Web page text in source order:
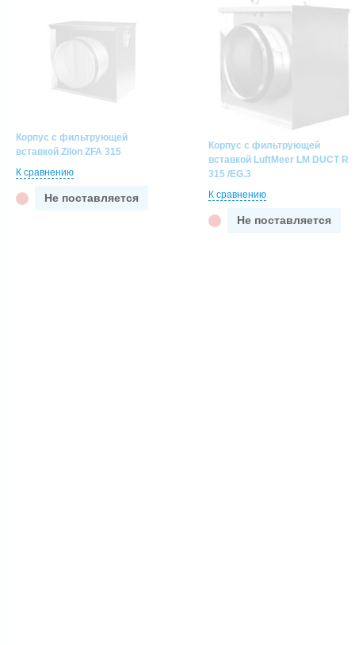
Корпус с фильтрующей
вставкой Zilon ZFA 315
К сравнению
Не поставляется
Корпус с фильтрующей
вставкой LuftMeer LM DUCT R
315 /EG.3
К сравнению
Не поставляется